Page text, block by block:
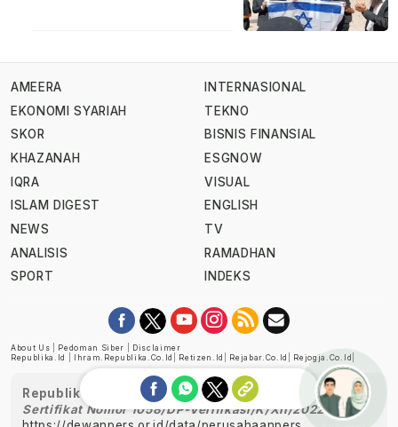
AMEERA
EKONOMI SYARIAH
SKOR
KHAZANAH
IQRA
ISLAM DIGEST
NEWS
ANALISIS
SPORT
INTERNASIONAL
TEKNO
BISNIS FINANSIAL
ESGNOW
VISUAL
ENGLISH
TV
RAMADHAN
INDEKS
About Us Pedoman Siber
Disclaimer
Republika.id
Ihram.republika.co.id Retizen.id Rejabar.co.id Rejogja.co.id
Republika telah diverifikasi oleh Dewan Pers
Sertifikat Nomor 1058/DP-Verifikasi/K/XII/2022